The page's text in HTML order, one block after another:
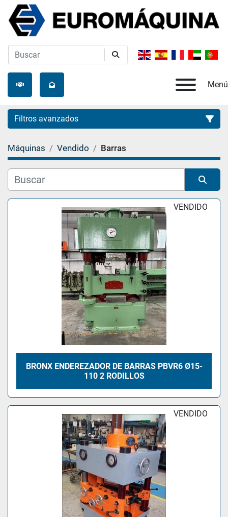
Menú
Filtros avanzados
Categoría
Fabricante
Máquinas Vendido Barras
Ordenar por VENDIDO
BRONX ENDEREZADOR DE BARRAS PBVR6 Ø15-
110 2 RODILLOS
VENDIDO